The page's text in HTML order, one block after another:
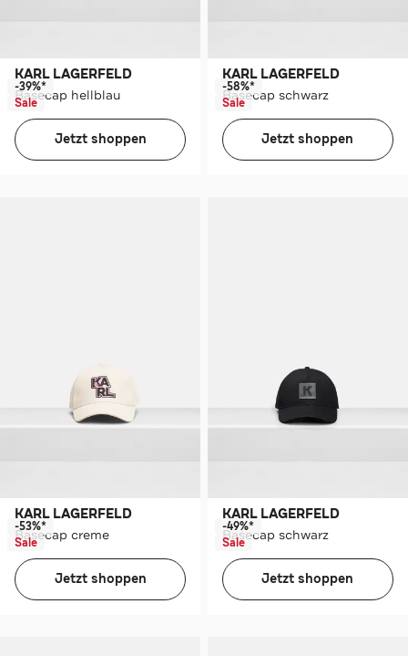
KARL LAGERFELD
Basecap hellblau
-39%*
Sale
Jetzt shoppen
KARL LAGERFELD
Basecap schwarz
-58%*
Sale
Jetzt shoppen
KARL LAGERFELD
Basecap creme
-53%*
Sale
Jetzt shoppen
KARL LAGERFELD
Basecap schwarz
-49%*
Sale
Jetzt shoppen